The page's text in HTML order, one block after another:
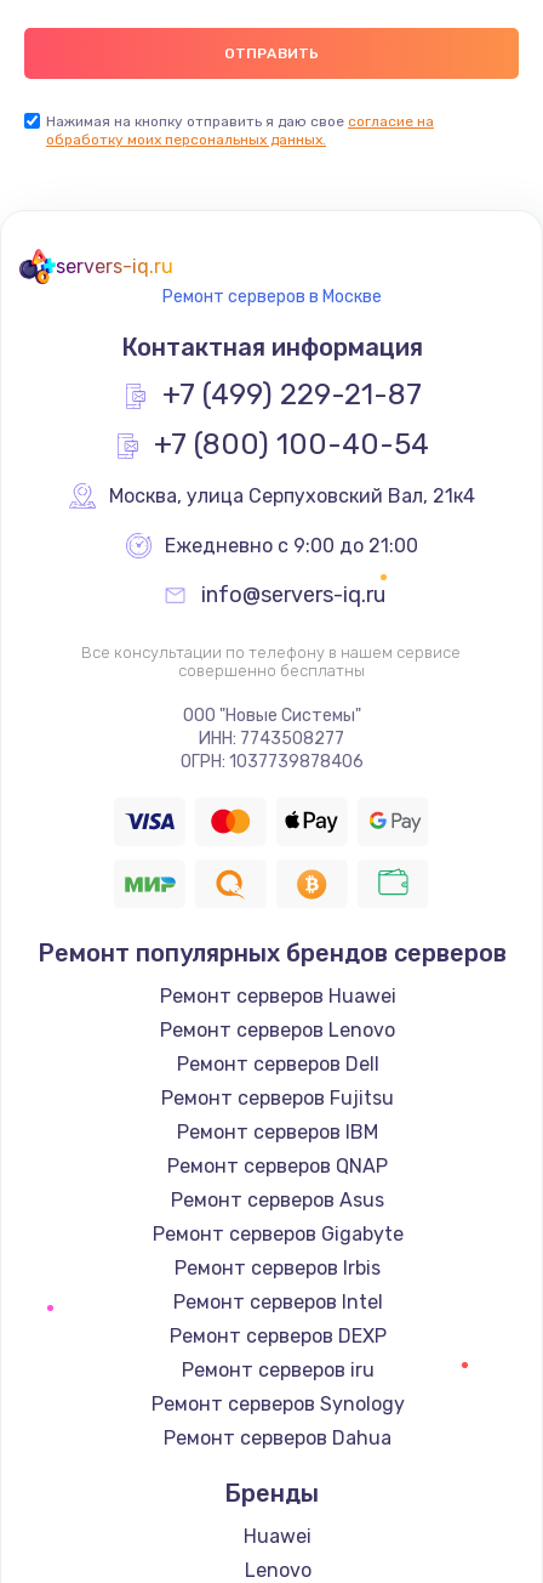
Заказать
Замена видеокарты
2045 руб.
Заказать
Ремонт разъема питания
Замена видеочипа
2745 руб.
Заказать
Настройка BIOS
995 руб.
1200 руб.
Настройка ОС
Заказать
Чистка от пыли
Заказать
Замена южного моста
Заказать
Замена контроллера питания
1490 руб.
Замена тачпада
Нажимая на кнопку отправить я даю свое согласие на
обработку моих персональных данных.
servers-iq.ru
Ремонт серверов в Москве
Контактная информация
+7 (499) 229-21-87
+7 (800) 100-40-54
Москва, улица Серпуховский Вал, 21к4
Ежедневно с 9:00 до 21:00
info@servers-iq.ru
Все консультации по телефону в нашем сервисе
совершенно бесплатны
ООО "Новые Системы"
ИНН: 7743508277
ОГРН: 1037739878406
Ремонт популярных брендов серверов
Ремонт серверов Huawei
Ремонт серверов Lenovo
Ремонт серверов Dell
Ремонт серверов Fujitsu
Ремонт серверов IBM
Ремонт серверов QNAP
Ремонт серверов Asus
Ремонт серверов Gigabyte
Ремонт серверов Irbis
Ремонт серверов Intel
Ремонт серверов DEXP
Ремонт серверов iru
Ремонт серверов Synology
Ремонт серверов Dahua
Бренды
Huawei
Lenovo